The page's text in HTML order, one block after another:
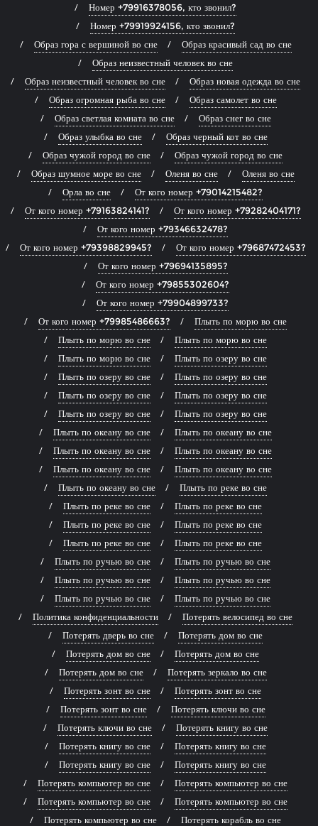
Номер +79916378056, кто звонил?
Номер +79919924156, кто звонил?
Образ гора с вершиной во сне
Образ красивый сад во сне
Образ неизвестный человек во сне
Образ неизвестный человек во сне
Образ новая одежда во сне
Образ огромная рыба во сне
Образ самолет во сне
Образ светлая комната во сне
Образ снег во сне
Образ улыбка во сне
Образ черный кот во сне
Образ чужой город во сне
Образ чужой город во сне
Образ шумное море во сне
Оленя во сне
Оленя во сне
Орла во сне
От кого номер +79014215482?
От кого номер +79163824141?
От кого номер +79282404171?
От кого номер +79346632478?
От кого номер +79398829945?
От кого номер +79687472453?
От кого номер +79694135895?
От кого номер +79855302604?
От кого номер +79904899733?
От кого номер +79985486663?
Плыть по морю во сне
Плыть по морю во сне
Плыть по морю во сне
Плыть по морю во сне
Плыть по озеру во сне
Плыть по озеру во сне
Плыть по озеру во сне
Плыть по озеру во сне
Плыть по озеру во сне
Плыть по озеру во сне
Плыть по озеру во сне
Плыть по океану во сне
Плыть по океану во сне
Плыть по океану во сне
Плыть по океану во сне
Плыть по океану во сне
Плыть по океану во сне
Плыть по океану во сне
Плыть по реке во сне
Плыть по реке во сне
Плыть по реке во сне
Плыть по реке во сне
Плыть по реке во сне
Плыть по реке во сне
Плыть по реке во сне
Плыть по ручью во сне
Плыть по ручью во сне
Плыть по ручью во сне
Плыть по ручью во сне
Плыть по ручью во сне
Плыть по ручью во сне
Политика конфиденциальности
Потерять велосипед во сне
Потерять дверь во сне
Потерять дом во сне
Потерять дом во сне
Потерять дом во сне
Потерять дом во сне
Потерять зеркало во сне
Потерять зонт во сне
Потерять зонт во сне
Потерять зонт во сне
Потерять ключи во сне
Потерять ключи во сне
Потерять книгу во сне
Потерять книгу во сне
Потерять книгу во сне
Потерять книгу во сне
Потерять книгу во сне
Потерять компьютер во сне
Потерять компьютер во сне
Потерять компьютер во сне
Потерять компьютер во сне
Потерять компьютер во сне
Потерять корабль во сне